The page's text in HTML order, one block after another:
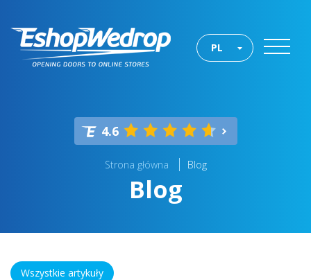
PL
4.6
Strona główna Blog
Blog
Wszystkie artykuły